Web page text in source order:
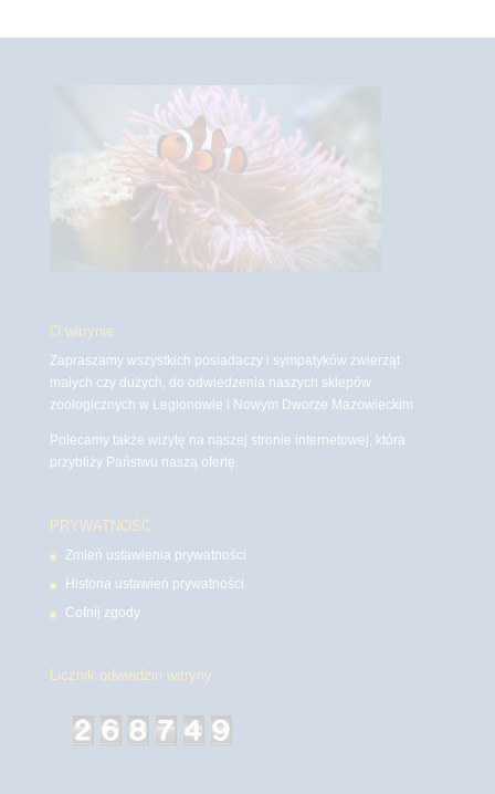
O witrynie
Zapraszamy wszystkich posiadaczy i sympatyków zwierząt
małych czy dużych, do odwiedzenia naszych sklepów
zoologicznych w Legionowie i Nowym Dworze Mazowieckim
Polecamy także wizytę na naszej stronie internetowej, która
przybliży Państwu naszą ofertę.
PRYWATNOŚĆ
Zmień ustawienia prywatności
Historia ustawień prywatności
Cofnij zgody
Licznik odwiedzin witryny